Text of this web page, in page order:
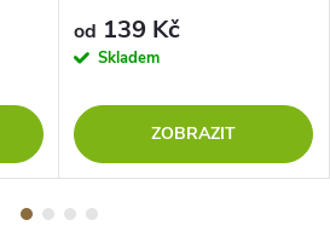
od 139 Kč
Skladem
ZOBRAZIT